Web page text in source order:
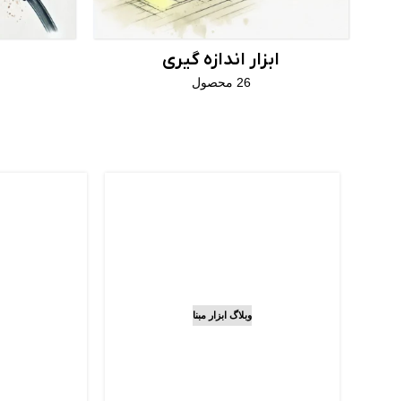
ابزار اندازه گیری
26 محصول
وبلاگ ابزار مبنا